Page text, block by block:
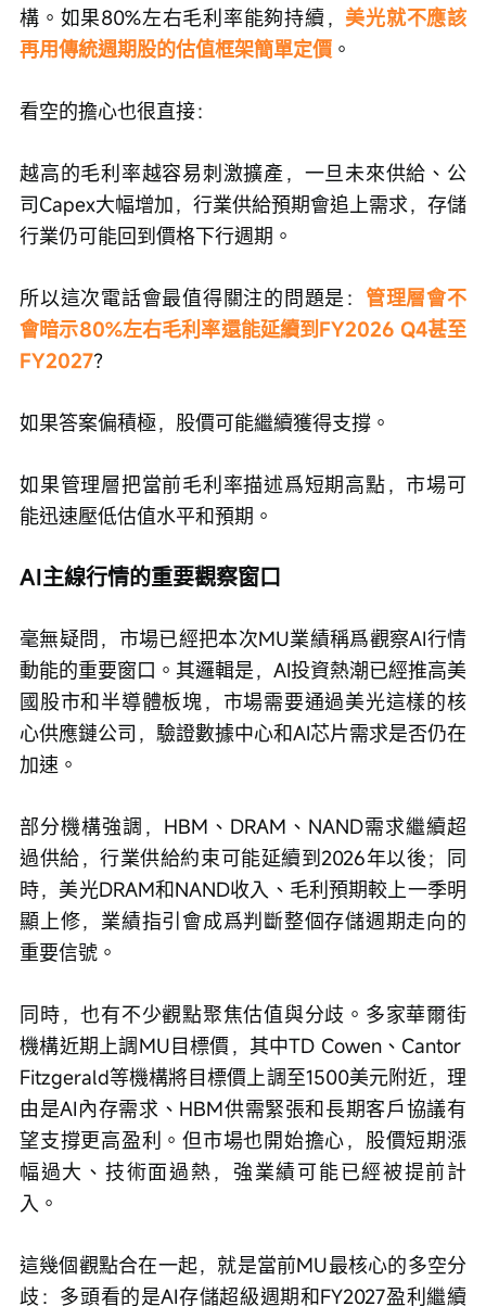
構。如果80%左右毛利率能夠持續， 美光就不應該
再用傳統週期股的估值框架簡單定價 。
看空的擔心也很直接：
越高的毛利率越容易刺激擴產，一旦未來供給、公
司Capex大幅增加，行業供給預期會追上需求，存儲
行業仍可能回到價格下行週期。
所以這次電話會最值得關注的問題是： 管理層會不
會暗示80%左右毛利率還能延續到FY2026 Q4甚至
FY2027？
如果答案偏積極，股價可能繼續獲得支撐。
如果管理層把當前毛利率描述爲短期高點，市場可
能迅速壓低估值水平和預期。
AI主線行情的重要觀察窗口
毫無疑問，市場已經把本次MU業績稱爲觀察AI行情
動能的重要窗口。其邏輯是，AI投資熱潮已經推高美
國股市和半導體板塊，市場需要通過美光這樣的核
心供應鏈公司，驗證數據中心和AI芯片需求是否仍在
加速。
部分機構強調，HBM、DRAM、NAND需求繼續超
過供給，行業供給約束可能延續到2026年以後；同
時，美光DRAM和NAND收入、毛利預期較上一季明
顯上修，業績指引會成爲判斷整個存儲週期走向的
重要信號。
同時，也有不少觀點聚焦估值與分歧。多家華爾街
機構近期上調MU目標價，其中TD Cowen、Cantor
Fitzgerald等機構將目標價上調至1500美元附近，理
由是AI內存需求、HBM供需緊張和長期客戶協議有
望支撐更高盈利。但市場也開始擔心，股價短期漲
幅過大、技術面過熱，強業績可能已經被提前計
入。
這幾個觀點合在一起，就是當前MU最核心的多空分
歧：多頭看的是AI存儲超級週期和FY2027盈利繼續